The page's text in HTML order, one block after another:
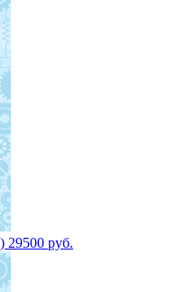
29500 руб.